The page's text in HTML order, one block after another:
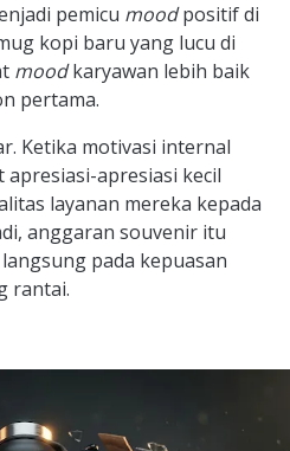
pemicu moodpositif di
kopi baru yang lucu di
moodkaryawan lebih baik
pertama.
Ketika motivasi internal
apresiasi kecil
layanan mereka kepada
anggaran souvenir itu
pada kepuasan
rantai.